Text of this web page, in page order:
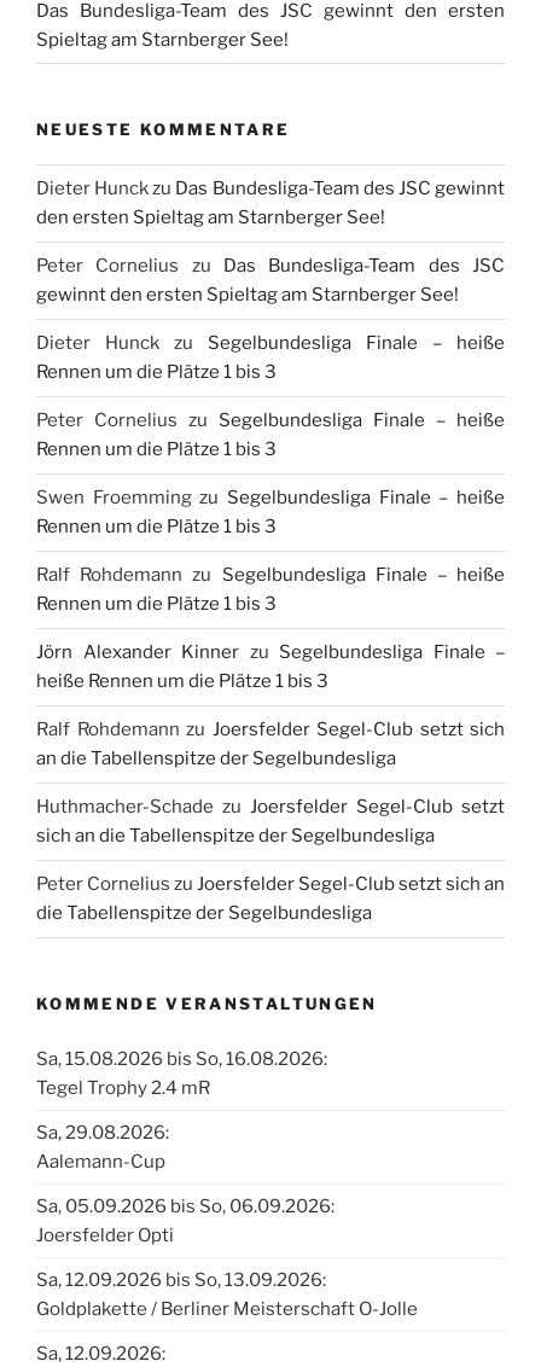
Das Bundesliga-Team des JSC gewinnt den ersten
Spieltag am Starnberger See!
NEUESTE KOMMENTARE
Dieter Hunckzu Das Bundesliga-Team des JSC gewinnt
den ersten Spieltag am Starnberger See!
Peter Cornelius zu Das Bundesliga-Team des JSC
gewinnt den ersten Spieltag am Starnberger See!
Dieter Hunck zu Segelbundesliga Finale – heiße
Rennen um die Plätze 1 bis 3
Peter Cornelius zu Segelbundesliga Finale – heiße
Rennen um die Plätze 1 bis 3
Swen Froemmingzu Segelbundesliga Finale – heiße
Rennen um die Plätze 1 bis 3
Ralf Rohdemann zu Segelbundesliga Finale – heiße
Rennen um die Plätze 1 bis 3
Jörn Alexander Kinner zu Segelbundesliga Finale –
heiße Rennen um die Plätze 1 bis 3
Ralf Rohdemann zu Joersfelder Segel-Club setzt sich
an die Tabellenspitze der Segelbundesliga
Huthmacher-Schade zu Joersfelder Segel-Club setzt
sich an die Tabellenspitze der Segelbundesliga
Peter Cornelius zu Joersfelder Segel-Club setzt sich an
die Tabellenspitze der Segelbundesliga
KOMMENDE VERANSTALTUNGEN
Sa, 15.08.2026 bis So, 16.08.2026:
Tegel Trophy 2.4 mR
Sa, 29.08.2026:
Aalemann-Cup
Sa, 05.09.2026 bis So, 06.09.2026:
Joersfelder Opti
Sa, 12.09.2026 bis So, 13.09.2026:
Goldplakette / Berliner Meisterschaft O-Jolle
Sa, 12.09.2026: